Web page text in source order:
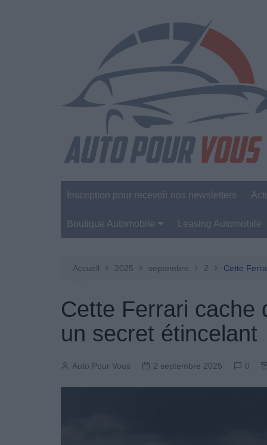
Inscription pour recevoir nos newsletters
Boutique Automobile
Entretien Automobile
Produits Boutique
Leasing Automobile
Accueil 2025 septembre 2 Cette
Cette Ferrari cache
un secret étincelant
Auto Pour Vous 2 septembre 2025 0